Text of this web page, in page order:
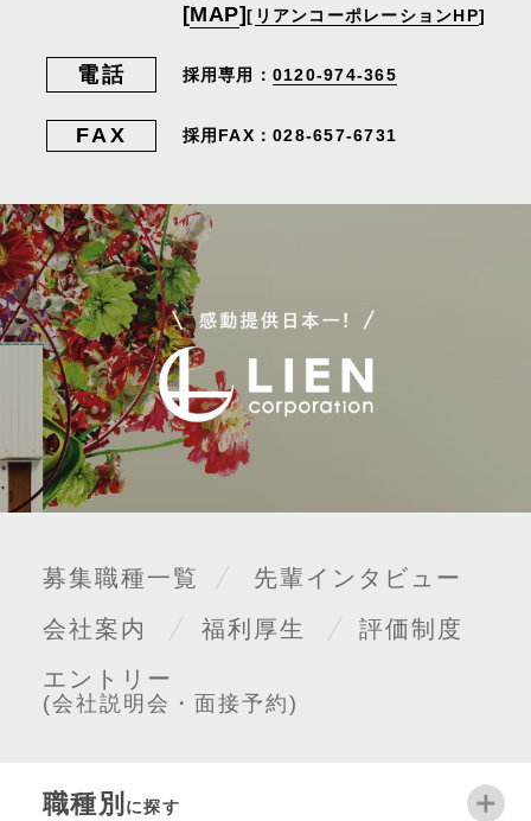
[MAP][ リアンコーポレーションHP]
電話 採用専用： 0120-974-365
FAX 採用FAX：028-657-6731
募集職種一覧
先輩インタビュー
会社案内
福利厚生
評価制度
エントリー
(会社説明会・面接予約)
職種別 に探す